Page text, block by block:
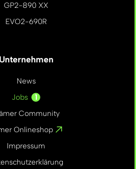
GP2-890 XX
EVO2-690R
Unternehmen
News
Jobs
1
Community
Onlineshop
Impressum